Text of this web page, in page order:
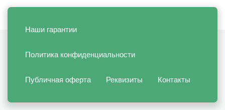
Наши гарантии
Политика конфиденциальности
Публичная оферта Реквизиты Контакты